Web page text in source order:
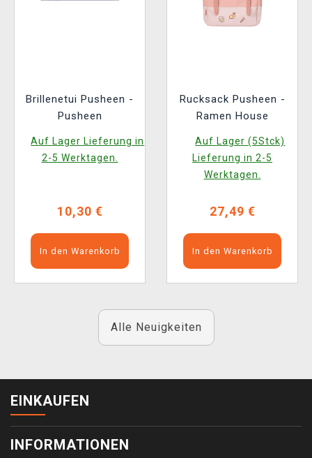
Brillenetui Pusheen -
Pusheen
Auf Lager Lieferung in
2-5 Werktagen.
10,30 €
In den Warenkorb
Rucksack Pusheen -
Ramen House
Auf Lager (5Stck)
Lieferung in 2-5
Werktagen.
27,49 €
In den Warenkorb
Alle Neuigkeiten
EINKAUFEN
INFORMATIONEN